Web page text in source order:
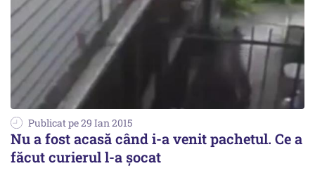
Publicat pe 29 Ian 2015
Nu a fost acasă când i-a venit pachetul. Ce a
făcut curierul l-a șocat